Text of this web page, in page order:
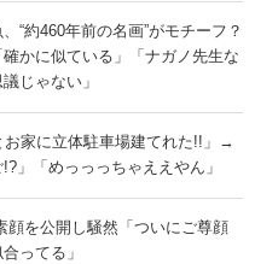
“約460年前の名画”がモチーフ？
かに似ている」「ナガノ先生な
じゃない」
お家に立体駐車場建てれた!!」→
!?」「めっっっちゃええやん」
顔を公開し騒然「ついにご尊顔
ってる」